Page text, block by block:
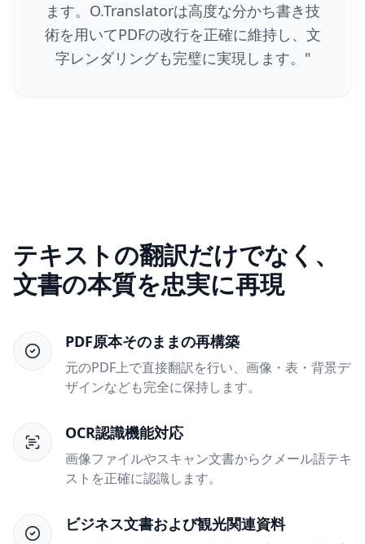
ます。O.Translatorは高度な分かち書き技
術を用いてPDFの改行を正確に維持し、文
字レンダリングも完璧に実現します。 "
テキストの翻訳だけでなく、
文書の本質を忠実に再現
PDF原本そのままの再構築
元のPDF上で直接翻訳を行い、画像・表・背景デ
ザインなども完全に保持します。
OCR認識機能対応
画像ファイルやスキャン文書からクメール語テキ
ストを正確に認識します。
ビジネス文書および観光関連資料